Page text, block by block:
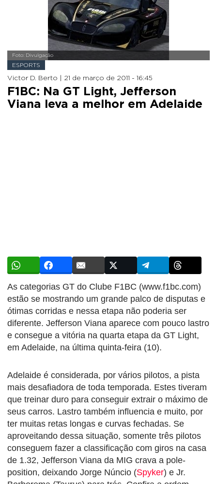
Foto: Divulgação
ESPORTS
Victor D. Berto | 21 de março de 2011 - 16:45
F1BC: Na GT Light, Jefferson
Viana leva a melhor em Adelaide
As categorias GT do Clube F1BC (www.f1bc.com)
estão se mostrando um grande palco de disputas e
ótimas corridas e nessa etapa não poderia ser
diferente. Jefferson Viana aparece com pouco lastro
e consegue a vitória na quarta etapa da GT Light,
em Adelaide, na última quinta-feira (10).
Adelaide é considerada, por vários pilotos, a pista
mais desafiadora de toda temporada. Estes tiveram
que treinar duro para conseguir extrair o máximo de
seus carros. Lastro também influencia e muito, por
ter muitas retas longas e curvas fechadas. Se
aproveitando dessa situação, somente três pilotos
conseguem fazer a classificação com giros na casa
de 1.32, Jefferson Viana da MIG crava a pole-
position, deixando Jorge Núncio (Spyker) e Jr.